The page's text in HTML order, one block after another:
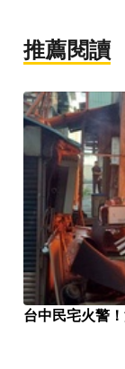
推薦閱讀
台中民宅火警